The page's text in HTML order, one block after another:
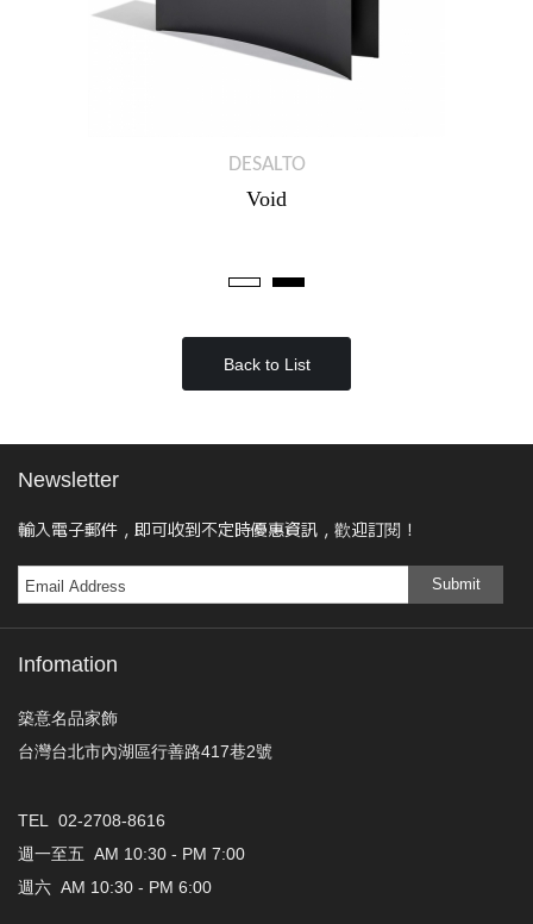
DESALTO
Void
Back to List
Newsletter
輸入電子郵件，即可收到不定時優惠資訊，歡迎訂閱！
Submit
Infomation
築意名品家飾
台灣台北市內湖區行善路417巷2號
TEL 02-2708-8616
週一至五 AM 10:30 - PM 7:00
週六 AM 10:30 - PM 6:00